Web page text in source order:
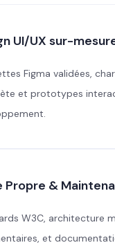
UI/UX sur-
Figma validées,
et prototypes
Propre &
W3C, architecture
et